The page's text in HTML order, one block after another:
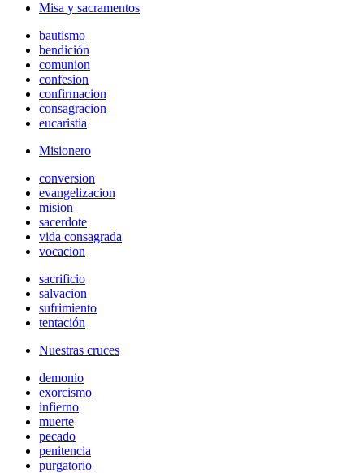
Misa y sacramentos
bautismo
bendición
comunion
confesion
confirmacion
consagracion
eucaristia
Misionero
conversion
evangelizacion
mision
sacerdote
vida consagrada
vocacion
sacrificio
salvacion
sufrimiento
tentación
Nuestras cruces
demonio
exorcismo
infierno
muerte
pecado
penitencia
purgatorio